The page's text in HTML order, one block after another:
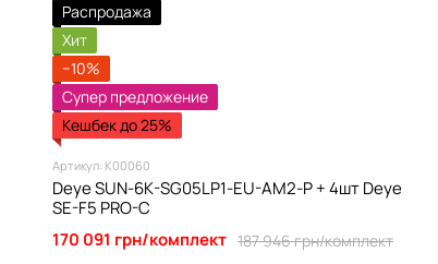
Распродажа
Хит
−10%
Супер предложение
Кешбек до 25%
Артикул: К00060
Deye SUN-6K-SG05LP1-EU-AM2-P + 4шт Deye
SE-F5 PRO-C
187 946 грн/комплект
170 091 грн/комплект